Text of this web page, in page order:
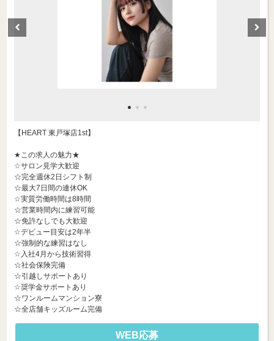
【HEART 東戸塚店1st】
★この求人の魅力★
☆サロン見学大歓迎
☆完全週休2日シフト制
☆最大7日間の連休OK
☆実質労働時間は8時間
☆営業時間内に練習可能
☆免許なしでも大歓迎
☆デビュー目安は2年半
☆強制的な練習はなし
☆入社4月から技術習得
☆社会保険完備
☆引越しサポートあり
☆奨学金サポートあり
☆ワンルームマンション寮
☆全店舗キッズルーム完備
WEB応募